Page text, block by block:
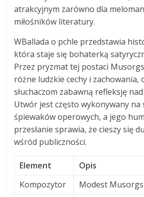
atrakcyjnym zarówno dla
miłośników literatury.
WBallada o pchle przedstawia
która staje się bohaterką
Przez pryzmat tej postaci
różne ludzkie cechy i zachowania,
słuchaczom zabawną refleksję
Utwór jest często wykonywany na
śpiewaków operowych, a jego
przesłanie sprawia, że cieszy się
wśród publiczności.
Element
Opis
Kompozytor
Modest